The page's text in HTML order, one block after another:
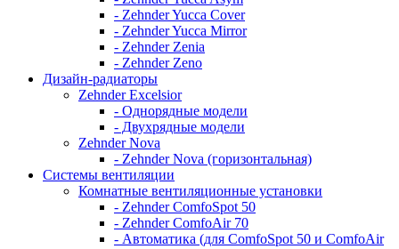
- Zehnder Yucca Cover
- Zehnder Yucca Mirror
- Zehnder Zenia
- Zehnder Zeno
Дизайн-радиаторы
Zehnder Excelsior
- Однорядные модели
- Двухрядные модели
Zehnder Nova
- Zehnder Nova (горизонтальная)
Системы вентиляции
Комнатные вентиляционные установки
- Zehnder ComfoSpot 50
- Zehnder ComfoAir 70
- Автоматика (для ComfoSpot 50 и ComfoAir